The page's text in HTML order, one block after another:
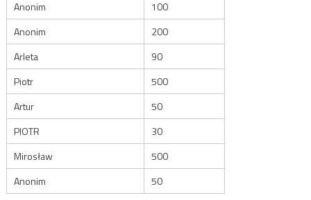
Anonim
100
Anonim
200
Arleta
90
Piotr
500
Artur
50
PIOTR
30
Mirosław
500
Anonim
50